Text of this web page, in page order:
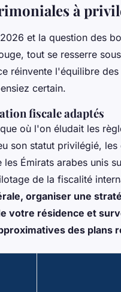
à
et la question des
tout se resserre
réinvente l'équilibre
certain.
fiscale adaptés
où l'on éludait les
son statut privilégié,
Émirats arabes unis
de la fiscalité
organiser une
votre résidence et
des plans